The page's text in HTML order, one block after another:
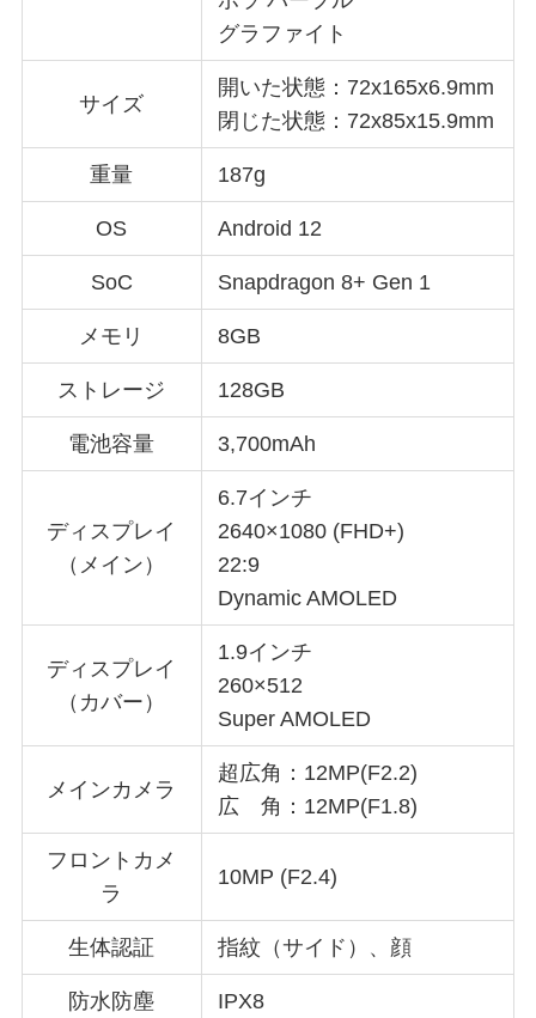
グラファイト
サイズ
開いた状態：72x165x6.9mm
閉じた状態：72x85x15.9mm
重量 187g
OS Android 12
SoC Snapdragon 8+ Gen 1
メモリ 8GB
ストレージ 128GB
電池容量 3,700mAh
ディスプレイ
（メイン）
6.7インチ
2640×1080 (FHD+)
22:9
Dynamic AMOLED
ディスプレイ
（カバー）
1.9インチ
260×512
Super AMOLED
メインカメラ
超広角：12MP(F2.2)
広 角：12MP(F1.8)
フロントカメ
ラ
10MP (F2.4)
生体認証 指紋（サイド）、顔
防水防塵 IPX8